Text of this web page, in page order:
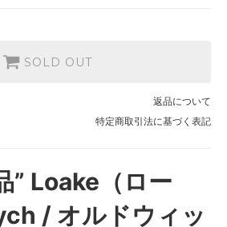
SOLD OUT
返品について
特定商取引法に基づく表記
” Loake（ロー
/ オルドウィッ